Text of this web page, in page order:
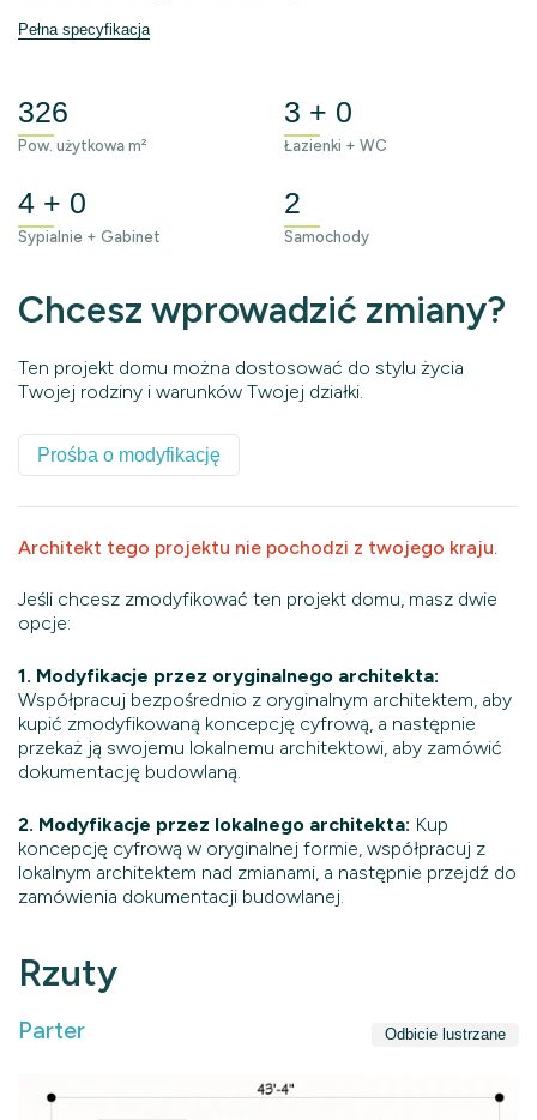
Pełna specyfikacja
326
Pow. użytkowa m²
3 + 0
Łazienki + WC
4 + 0
Sypialnie + Gabinet
2
Samochody
Chcesz wprowadzić zmiany?
Ten projekt domu można dostosować do stylu życia
Twojej rodziny i warunków Twojej działki.
Prośba o modyfikację
Architekt tego projektu nie pochodzi z twojego kraju.
Jeśli chcesz zmodyfikować ten projekt domu, masz dwie
opcje:
1. Modyfikacje przez oryginalnego architekta:
Współpracuj bezpośrednio z oryginalnym architektem, aby
kupić zmodyfikowaną koncepcję cyfrową, a następnie
przekaż ją swojemu lokalnemu architektowi, aby zamówić
dokumentację budowlaną.
2. Modyfikacje przez lokalnego architekta: Kup
koncepcję cyfrową w oryginalnej formie, współpracuj z
lokalnym architektem nad zmianami, a następnie przejdź do
zamówienia dokumentacji budowlanej.
Rzuty
Parter Odbicie lustrzane